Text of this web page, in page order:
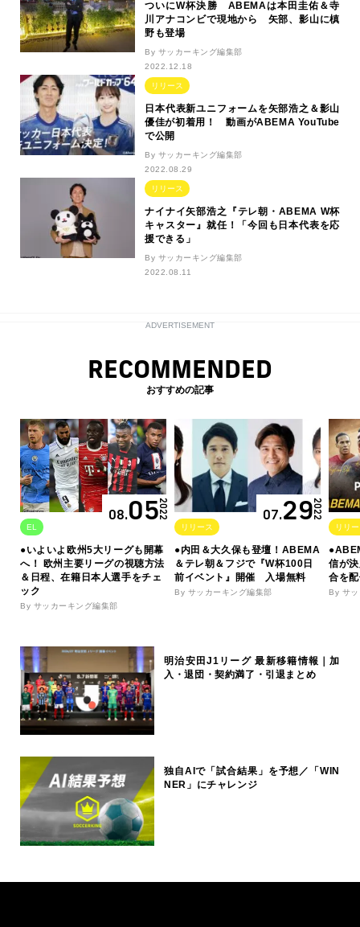
ついにW杯決勝 ABEMAは本田圭佑＆寺
川アナコンビで現地から 矢部、影山に槙
野も登場
By サッカーキング編集部
2022.12.18
リリース
日本代表新ユニフォームを矢部浩之＆影山
優佳が初着用！ 動画がABEMA YouTube
で公開
By サッカーキング編集部
2022.08.29
リリース
ナイナイ矢部浩之『テレ朝・ABEMA W杯
キャスター』就任！「今回も日本代表を応
援できる」
By サッカーキング編集部
2022.08.11
ADVERTISEMENT
RECOMMENDED
おすすめの記事
08.052022
EL
●いよいよ欧州5大リーグも開幕
へ！ 欧州主要リーグの視聴方法
＆日程、在籍日本人選手をチェ
ック
By サッカーキング編集部
07.292022
リリース
●内田＆大久保も登壇！ABEMA
＆テレ朝＆フジで『W杯100日
前イベント』開催 入場無料
By サッカーキング編集部
リリ
信が
合を
By サ
明治安田J1リーグ 最新移籍情報｜加
入・退団・契約満了・引退まとめ
独自AIで「試合結果」を予想／「WIN
NER」にチャレンジ